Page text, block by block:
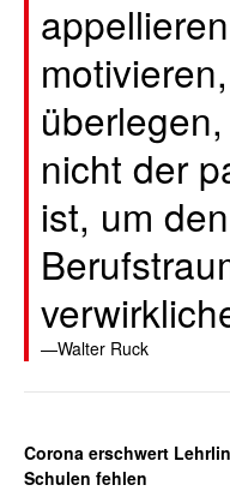
nicht der
ist, um
Walter Ruck
Corona erschwert
Schulen fehlen